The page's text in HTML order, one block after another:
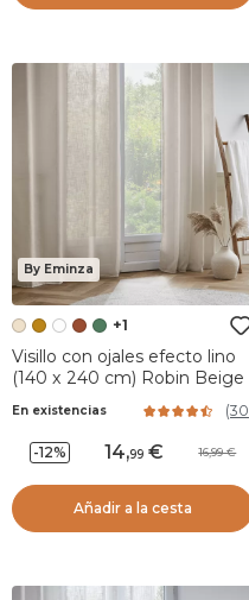
By Eminza
+1
Visillo con ojales efecto lino
(140 x 240 cm) Robin Beige
En existencias (30
-12% 14,99 16,99
Añadir a la cesta